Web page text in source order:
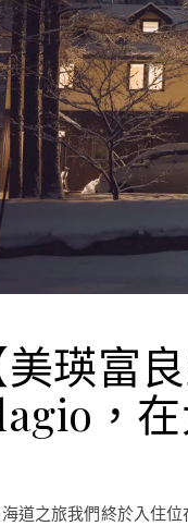
美瑛富
，
道之旅我們終於入住